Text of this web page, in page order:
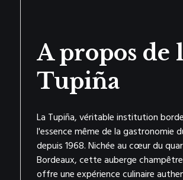
A propos de
Tupiña
La Tupiña, véritable institution
l'essence même de la gastronomie
depuis 1968. Nichée au cœur du
Bordeaux, cette auberge
offre une expérience culinaire